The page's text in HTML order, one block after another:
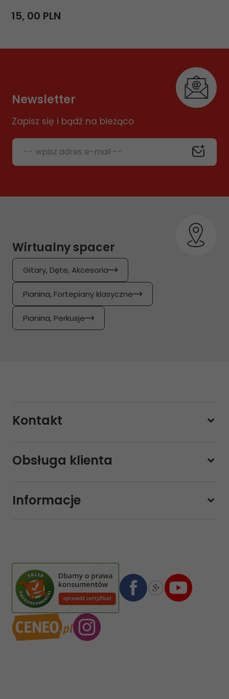
15, 00 PLN
Newsletter
Zapisz się i bądź na bieżąco
-- wpisz adres e-mail --
Wirtualny spacer
Gitary, Dęte, Akcesoria
Pianina, Fortepiany klasyczne
Pianina, Perkusje
Kontakt
228800000
sklep@sklep-muzyczny.com.pl
08 1140 2004 0000 3102 4903 0792
Obsługa klienta
Informacje